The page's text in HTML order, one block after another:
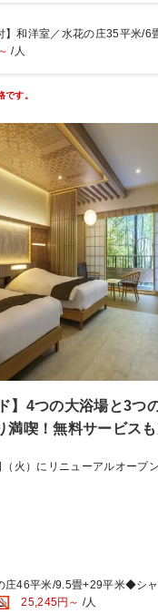
るキャンセルOK□■
内にお客様ご自身でキャン
および予約画面にはキャンセ
生肉・生卵・生魚介類・ナ
を除いてご用意いたします
りんなど）に含まれている
類・ナチュラルチーズ・ア
ンのみとなります。
せんが、低アレルゲン食では
しくはお連れ様に召し上がっ
ませ。
呂】
く贅沢宿
・宮ノ下温泉
場に、露天風呂と内湯を用意
料で何度もお愉しみ可能
】和洋室／水花の庄35平米/
/人
す。
】4つの大浴場と3つ
満喫！無料サービス
火）にリニューアルオープ
ーアル！スマートＴＶの導
付き客室が登場！大浴場に行
けます♪
庄46平米/9.5畳+29平米◆シ
25,245円～ /人